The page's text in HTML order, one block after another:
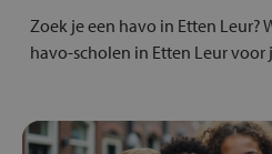
Zoek je een havo in Etten Leur?
havo-scholen in Etten Leur voor